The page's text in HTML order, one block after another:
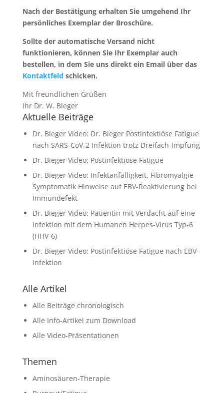
Nach der Bestätigung erhalten Sie umgehend Ihr
persönliches Exemplar der Broschüre.
Sollte der automatische Versand nicht
funktionieren, können Sie Ihr Exemplar auch
bestellen, in dem Sie uns direkt ein Email über das
Kontaktfeld schicken.
Mit freundlichen Grüßen
Ihr Dr. W. Bieger
Aktuelle Beiträge
Dr. Bieger Video: Dr. Bieger Postinfektiöse Fatigue
nach SARS-CoV-2 Infektion trotz Dreifach-Impfung
Dr. Bieger Video: Postinfektiöse Fatigue
Dr. Bieger Video: Infektanfälligkeit, Fibromyalgie-
Symptomatik Hinweise auf EBV-Reaktivierung bei
Immundefekt
Dr. Bieger Video: Patientin mit Verdacht auf eine
Infektion mit dem Humanen Herpes-Virus Typ-6
(HHV-6)
Dr. Bieger Video: Postinfektiöse Fatigue nach EBV-
Infektion
Alle Artikel
Alle Beiträge chronologisch
Alle Info-Artikel zum Download
Alle Video-Präsentationen
Themen
Aminosäuren-Therapie